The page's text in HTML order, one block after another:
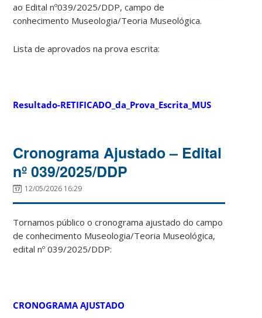
ao Edital nº039/2025/DDP, campo de
conhecimento Museologia/Teoria Museológica.
Lista de aprovados na prova escrita:
Resultado-RETIFICADO_da_Prova_Escrita_MUS
Cronograma Ajustado – Edital
nº 039/2025/DDP
12/05/2026 16:29
Tornamos público o cronograma ajustado do campo
de conhecimento Museologia/Teoria Museológica,
edital nº 039/2025/DDP:
CRONOGRAMA AJUSTADO